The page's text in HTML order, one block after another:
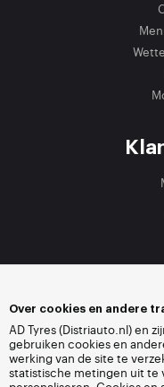
Over cookies en andere
AD Tyres (Distriauto.nl) en
gebruiken cookies en
werking van de site te
statistische metingen uit te